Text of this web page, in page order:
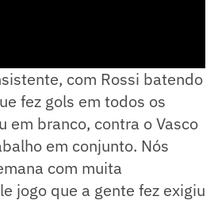
com Rossi batendo
fez gols em todos os
em branco, contra o Vasco
em conjunto. Nós
com muita
jogo que a gente fez exigiu